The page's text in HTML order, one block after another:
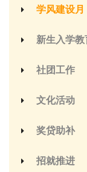
学风建设月
新生入学教
社团工作
文化活动
奖贷助补
招就推进